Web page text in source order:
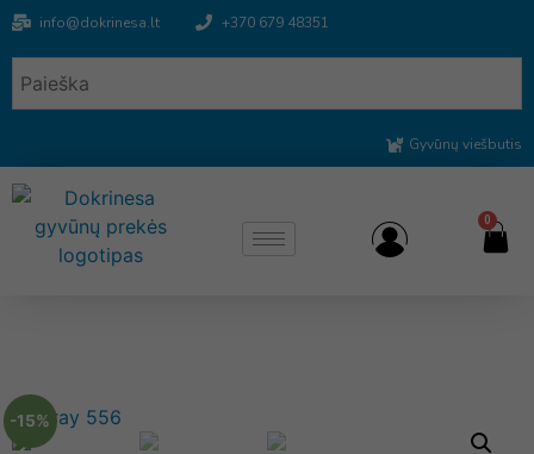
info@dokrinesa.lt +370 679 48351
Gyvūnų viešbutis
0
-15%